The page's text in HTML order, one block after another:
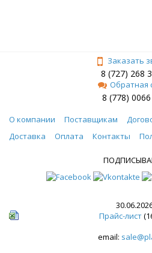
Заказать
8 (727) 268
Обратная
8 (778)
О компании Поставщикам
Доставка
Оплата Контакты
Прайс-лист
email: